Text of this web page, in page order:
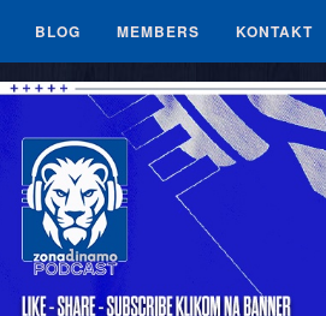
BLOG MEMBERS KONTAKT